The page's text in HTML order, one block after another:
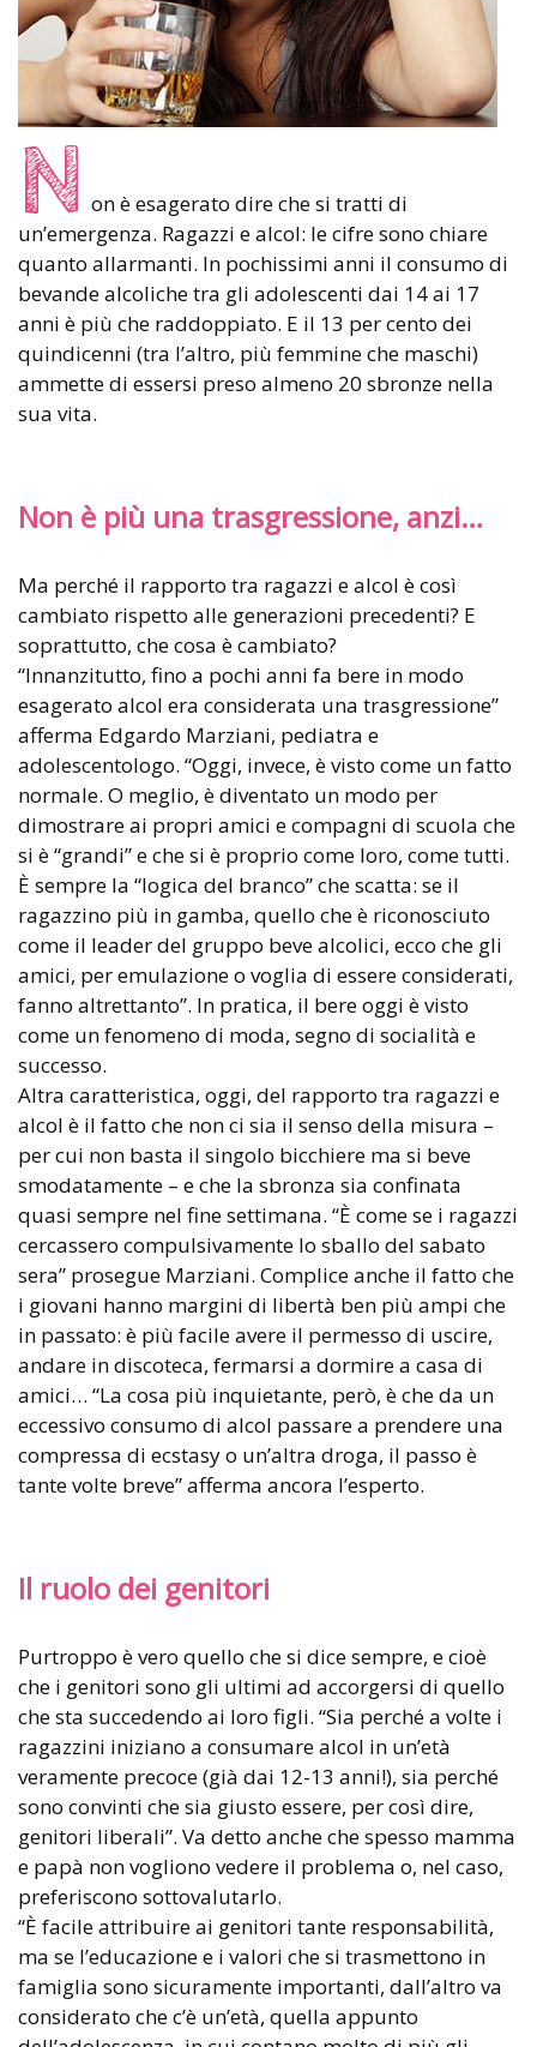
N on è esagerato dire che si tratti di
un’emergenza. Ragazzi e alcol: le cifre sono chiare
quanto allarmanti. In pochissimi anni il consumo di
bevande alcoliche tra gli adolescenti dai 14 ai 17
anni è più che raddoppiato. E il 13 per cento dei
quindicenni (tra l’altro, più femmine che maschi)
ammette di essersi preso almeno 20 sbronze nella
sua vita.
Non è più una trasgressione, anzi…
Ma perché il rapporto tra ragazzi e alcol è così
cambiato rispetto alle generazioni precedenti? E
soprattutto, che cosa è cambiato?
“Innanzitutto, fino a pochi anni fa bere in modo
esagerato alcol era considerata una trasgressione”
afferma Edgardo Marziani, pediatra e
adolescentologo. “Oggi, invece, è visto come un fatto
normale. O meglio, è diventato un modo per
dimostrare ai propri amici e compagni di scuola che
si è “grandi” e che si è proprio come loro, come tutti.
È sempre la “logica del branco” che scatta: se il
ragazzino più in gamba, quello che è riconosciuto
come il leader del gruppo beve alcolici, ecco che gli
amici, per emulazione o voglia di essere considerati,
fanno altrettanto”. In pratica, il bere oggi è visto
come un fenomeno di moda, segno di socialità e
successo.
Altra caratteristica, oggi, del rapporto tra ragazzi e
alcol è il fatto che non ci sia il senso della misura –
per cui non basta il singolo bicchiere ma si beve
smodatamente – e che la sbronza sia confinata
quasi sempre nel fine settimana. “È come se i ragazzi
cercassero compulsivamente lo sballo del sabato
sera” prosegue Marziani. Complice anche il fatto che
i giovani hanno margini di libertà ben più ampi che
in passato: è più facile avere il permesso di uscire,
andare in discoteca, fermarsi a dormire a casa di
amici… “La cosa più inquietante, però, è che da un
eccessivo consumo di alcol passare a prendere una
compressa di ecstasy o un’altra droga, il passo è
tante volte breve” afferma ancora l’esperto.
Il ruolo dei genitori
Purtroppo è vero quello che si dice sempre, e cioè
che i genitori sono gli ultimi ad accorgersi di quello
che sta succedendo ai loro figli. “Sia perché a volte i
ragazzini iniziano a consumare alcol in un’età
veramente precoce (già dai 12-13 anni!), sia perché
sono convinti che sia giusto essere, per così dire,
genitori liberali”. Va detto anche che spesso mamma
e papà non vogliono vedere il problema o, nel caso,
preferiscono sottovalutarlo.
“È facile attribuire ai genitori tante responsabilità,
ma se l’educazione e i valori che si trasmettono in
famiglia sono sicuramente importanti, dall’altro va
considerato che c’è un’età, quella appunto